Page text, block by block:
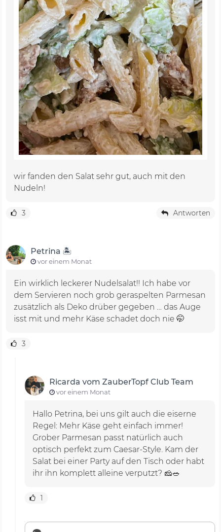
wir fanden den Salat sehr gut, auch mit den
Nudeln!
3 Antworten
Petrina 🏝️
vor einem Monat
Ein wirklich leckerer Nudelsalat!! Ich habe vor
dem Servieren noch grob geraspelten Parmesan
zusätzlich als Deko drüber gegeben … das Auge
isst mit und mehr Käse schadet doch nie 🤭
3
Ricarda vom ZauberTopf Club Team
vor einem Monat
Hallo Petrina, bei uns gilt auch die eiserne
Regel: Mehr Käse geht einfach immer!
Grober Parmesan passt natürlich auch
optisch perfekt zum Caesar-Style. Kam der
Salat bei einer Party auf den Tisch oder habt
ihr ihn komplett alleine verputzt? 🧀🥗
1